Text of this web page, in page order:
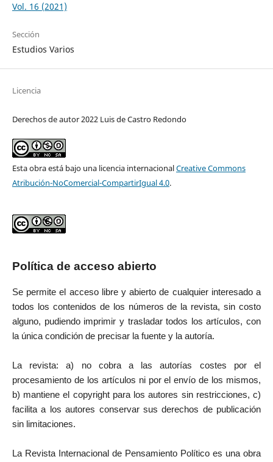
Vol. 16 (2021)
Sección
Estudios Varios
Licencia
Derechos de autor 2022 Luis de Castro Redondo
Esta obra está bajo una licencia internacionalCreative Commons
Atribución-NoComercial-CompartirIgual 4.0.
Política de acceso abierto
Se permite el acceso libre y abierto de cualquier interesado a
todos los contenidos de los números de la revista, sin costo
alguno, pudiendo imprimir y trasladar todos los artículos, con
la única condición de precisar la fuente y la autoría.
La revista: a) no cobra a las autorías costes por el
procesamiento de los artículos ni por el envío de los mismos,
b) mantiene el copyright para los autores sin restricciones, c)
facilita a los autores conservar sus derechos de publicación
sin limitaciones.
La Revista Internacional de Pensamiento Político es una obra